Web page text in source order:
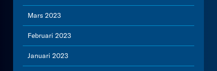
Mars 2023
Februari 2023
Januari 2023